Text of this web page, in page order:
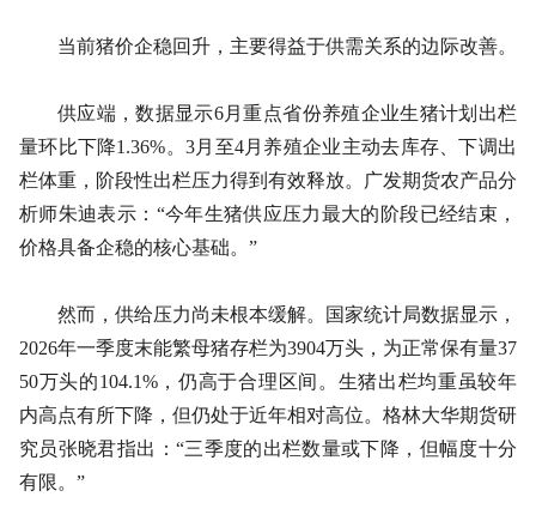
当前猪价企稳回升，主要得益于供需关系的边际改善。
供应端，数据显示6月重点省份养殖企业生猪计划出栏
量环比下降1.36%。3月至4月养殖企业主动去库存、下调出
栏体重，阶段性出栏压力得到有效释放。广发期货农产品分
析师朱迪表示：“今年生猪供应压力最大的阶段已经结束，
价格具备企稳的核心基础。”
然而，供给压力尚未根本缓解。国家统计局数据显示，
2026年一季度末能繁母猪存栏为3904万头，为正常保有量37
50万头的104.1%，仍高于合理区间。生猪出栏均重虽较年
内高点有所下降，但仍处于近年相对高位。格林大华期货研
究员张晓君指出：“三季度的出栏数量或下降，但幅度十分
有限。”